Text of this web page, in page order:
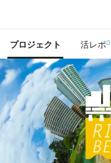
プロジェクト 活レポ0